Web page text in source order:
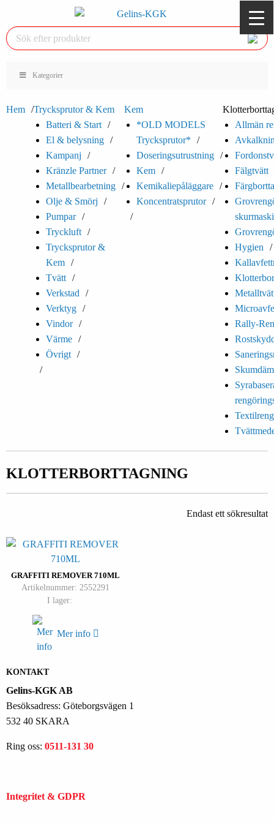
Kategorier
Hem
Trycksprutor & Kem
Batteri & Start
El & belysning
Kampanj
Kränzle Partner
Metallbearbetning
Olje & Smörj
Pumpar
Tryckluft
Trycksprutor &
Kem
Tvätt
Verkstad
Verktyg
Vindor
Värme
Övrigt
Kem
*OLD MODELS
Trycksprutor*
Doseringsutrustning
Kem
Kemikaliepåläggare
Koncentratsprutor
Allmän
Fälgtvätt
Hygien
Rally-
KLOTTERBORTTAGNING
Endast ett sökresultat
GRAFFITI REMOVER 710ML
Artikelnummer: 2552291
I lager:
Mer info
KONTAKT
Gelins-KGK AB
Besöksadress: Göteborgsvägen 1
532 40 SKARA
Ring oss: 0511-131 30
Integritet & GDPR